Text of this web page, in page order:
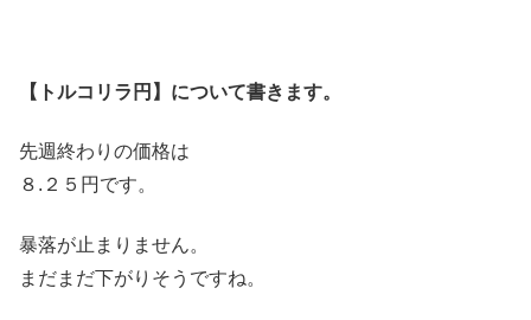
【トルコリラ円】について書きます。
先週終わりの価格は
８.２５円です。
暴落が止まりません。
まだまだ下がりそうですね。